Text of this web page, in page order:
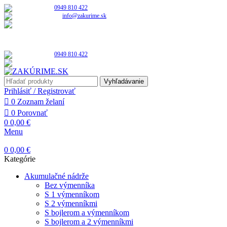
0949 810 422
info@zakurime.sk
0949 810 422
Vyhľadávanie
Prihlásiť / Registrovať
0 Zoznam želaní
0 Porovnať
0 0,00 €
Menu
0 0,00 €
Kategórie
Akumulačné nádrže
Bez výmenníka
S 1 výmenníkom
S 2 výmenníkmi
S bojlerom a výmenníkom
S bojlerom a 2 výmenníkmi